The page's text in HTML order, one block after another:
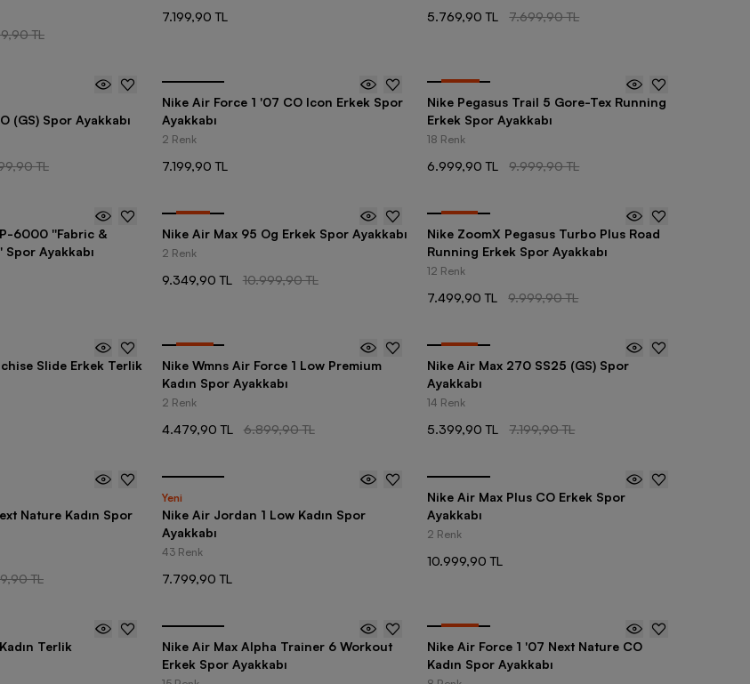
TL
7.199,90 TL 5.769,90 TL 7.699,90 TL
(GS) Spor Ayakkabı
TL
Nike Air Force 1 '07 CO Icon Erkek Spor
Ayakkabı
2 Renk
7.199,90 TL
Nike Pegasus Trail 5 Gore-Tex Running
Erkek Spor Ayakkabı
18 Renk
6.999,90 TL 9.999,90 TL
6000 ''Fabric &
Ayakkabı
Nike Air Max 95 Og Erkek Spor Ayakkabı
2 Renk
9.349,90 TL 10.999,90 TL
Nike ZoomX Pegasus Turbo Plus Road
Running Erkek Spor Ayakkabı
12 Renk
7.499,90 TL 9.999,90 TL
Slide Erkek Terlik
Nike Wmns Air Force 1 Low Premium
Kadın Spor Ayakkabı
2 Renk
4.479,90 TL 6.899,90 TL
Nike Air Max 270 SS25 (GS) Spor
Ayakkabı
14 Renk
5.399,90 TL 7.199,90 TL
Nature Kadın Spor
TL
Yeni
Nike Air Jordan 1 Low Kadın Spor
Ayakkabı
43 Renk
7.799,90 TL
Nike Air Max Plus CO Erkek Spor
Ayakkabı
2 Renk
10.999,90 TL
Terlik
Nike Air Max Alpha Trainer 6 Workout
Erkek Spor Ayakkabı
Nike Air Force 1 '07 Next Nature CO
Kadın Spor Ayakkabı